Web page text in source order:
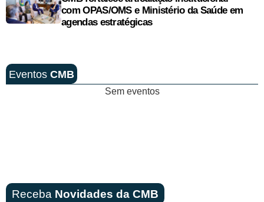
com OPAS/OMS e Ministério da Saúde em
agendas estratégicas
Eventos CMB
Sem eventos
Receba Novidades da CMB